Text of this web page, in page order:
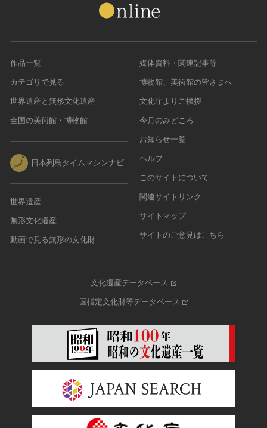
作品一覧
カテゴリで見る
世界遺産と無形文化遺産
全国の美術館・博物館
日本列島タイムマシンナビ
世界遺産
無形文化遺産
動画で見る無形の文化財
媒体資料・関連記事等
博物館、美術館の皆さまへ
文化庁よりご挨拶
今月のみどころ
お知らせ一覧
ヘルプ
このサイトについて
関連サイトリンク
サイトマップ
サイトのご意見はこちら
文化遺産データベース
国指定文化財等データベース